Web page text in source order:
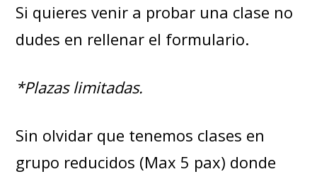
Si quieres venir a probar una clase no
dudes en rellenar el formulario.
*Plazas limitadas.
Sin olvidar que tenemos clases en
grupo reducidos (Max 5 pax) donde